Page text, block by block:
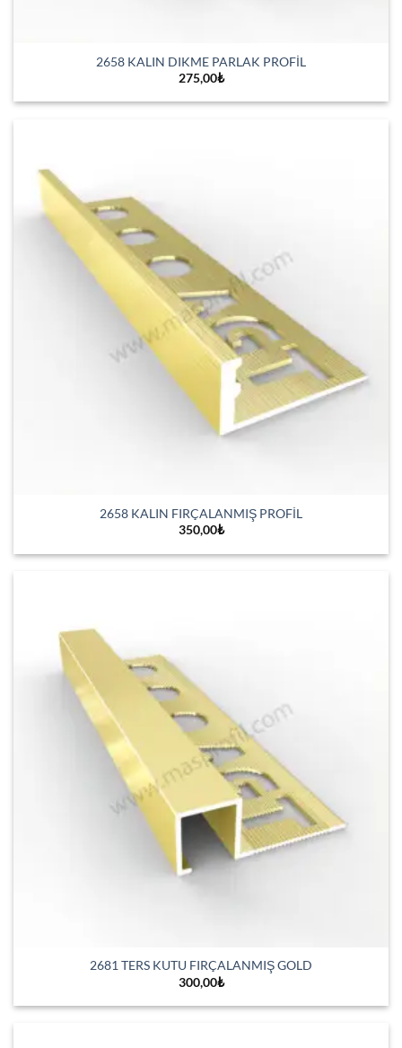
2658 KALIN DIKME PARLAK PROFİL
275,00₺
2658 KALIN FIRÇALANMIŞ PROFİL
350,00₺
2681 TERS KUTU FIRÇALANMIŞ GOLD
300,00₺